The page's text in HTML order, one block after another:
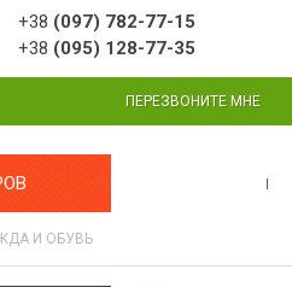
+38 (097) 782-77-15
+38 (095) 128-77-35
ПЕРЕЗВОНИТЕ МНЕ
И ОБУВЬ